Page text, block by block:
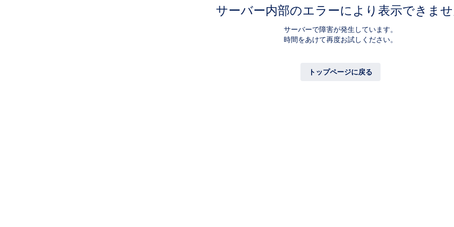
サーバー内部のエラーにより表示できま
サーバーで障害が発生しています。
時間をあけて再度お試しください。
トップページに戻る